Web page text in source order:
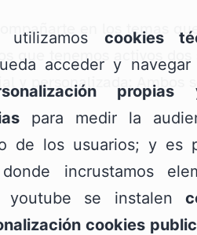
en los temas
que tenemos activos
y personalizada: Ambos
cookies
acceder y
para medir la
de los usuarios; y es
incrustamos
youtube se instalen
cookies